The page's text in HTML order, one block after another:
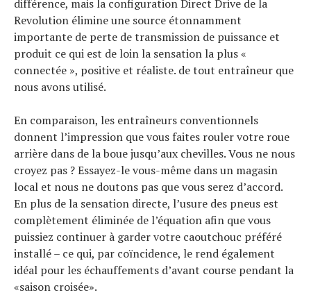
différence, mais la configuration Direct Drive de la
Revolution élimine une source étonnamment
importante de perte de transmission de puissance et
produit ce qui est de loin la sensation la plus «
connectée », positive et réaliste. de tout entraîneur que
nous avons utilisé.
En comparaison, les entraîneurs conventionnels
donnent l’impression que vous faites rouler votre roue
arrière dans de la boue jusqu’aux chevilles. Vous ne nous
croyez pas ? Essayez-le vous-même dans un magasin
local et nous ne doutons pas que vous serez d’accord.
En plus de la sensation directe, l’usure des pneus est
complètement éliminée de l’équation afin que vous
puissiez continuer à garder votre caoutchouc préféré
installé – ce qui, par coïncidence, le rend également
idéal pour les échauffements d’avant course pendant la
«saison croisée».